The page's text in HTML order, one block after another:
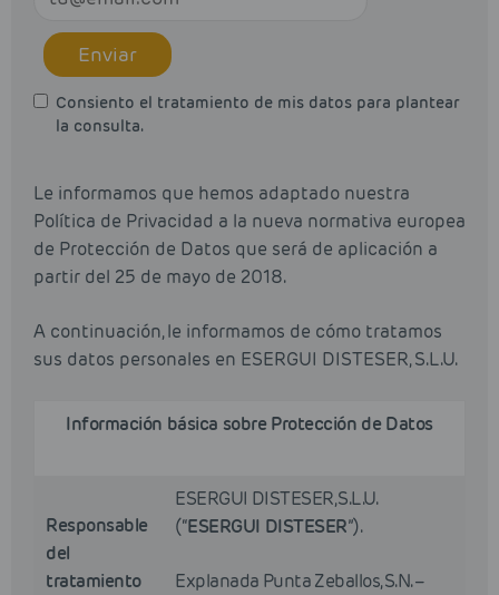
Enviar
Consiento el tratamiento de mis datos para plantear
la consulta.
Le informamos que hemos adaptado nuestra
Política de Privacidad a la nueva normativa europea
de Protección de Datos que será de aplicación a
partir del 25 de mayo de 2018.
A continuación, le informamos de cómo tratamos
sus datos personales en ESERGUI DISTESER, S.L.U.
Información básica sobre Protección de Datos
Responsable
del
tratamiento
ESERGUI DISTESER, S.L.U.
(“ESERGUI DISTESER”).
Explanada Punta Zeballos, S.N. –